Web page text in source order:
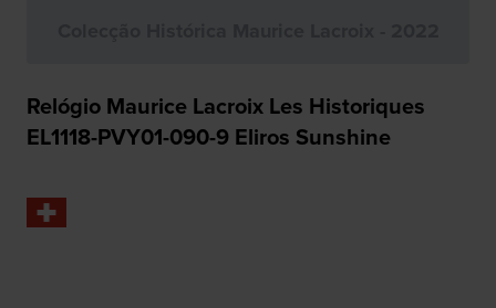
Relógio Maurice Lacroix Les Historiques
EL1118-PVY01-090-9 Eliros Sunshine